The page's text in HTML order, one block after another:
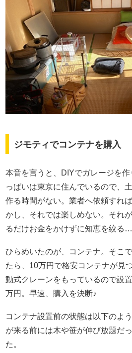
ジモティでコンテナを購入
本音を言うと、DIYでガレージを
っぱいは東京に住んでいるので、
作る時間がない。業者へ依頼すれ
かし、それでは楽しめない。それ
るだけお金をかけずに知恵を絞る…
ひらめいたのが、コンテナ。そこ
たら、10万円で格安コンテナが見
動式クレーンをもっているので設
万円。早速、購入を決断♪
コンテナ設置前の状態は以下のよ
が来る前には木や笹が伸び放題だ
た。